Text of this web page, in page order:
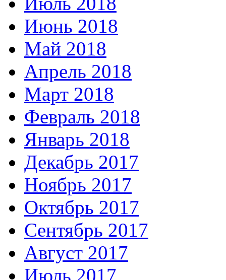
Июнь 2018
Май 2018
Апрель 2018
Март 2018
Февраль 2018
Январь 2018
Декабрь 2017
Ноябрь 2017
Октябрь 2017
Сентябрь 2017
Август 2017
Июль 2017